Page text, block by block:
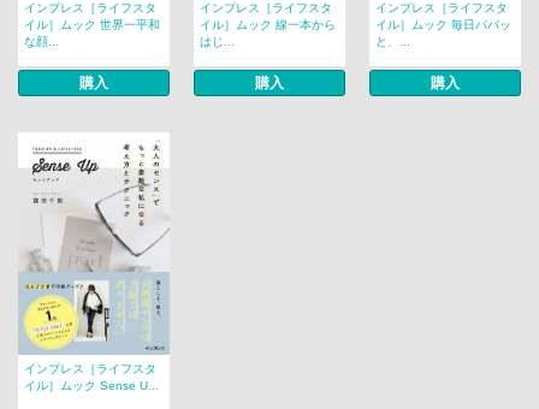
インプレス［ライフスタ
イル］ムック 世界一平和
な顔...
購入
インプレス［ライフスタ
イル］ムック 線一本から
はじ...
購入
インプレス［ライフスタ
イル］ムック 毎日パパッ
と、...
購入
インプレス［ライフスタ
イル］ムック Sense U...